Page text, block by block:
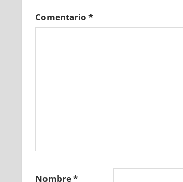
Comentario *
Nombre*